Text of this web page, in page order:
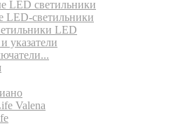
LED светильники
LED-светильники
LED
указатели
Valena